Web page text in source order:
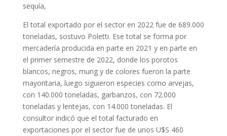
sequía,
El total exportado por el sector en 2022 fue de 689.000
toneladas, sostuvo Poletti. Ese total se forma por
mercadería producida en parte en 2021 y en parte en
el primer semestre de 2022, donde los porotos
blancos, negros, mung y de colores fueron la parte
mayoritaria, luego siguieron especies como arvejas,
con 140.000 toneladas, garbanzos, con 72.000
toneladas y lentejas, con 14.000 toneladas. El
consultor indicó que el total facturado en
exportaciones por el sector fue de unos U$S 460